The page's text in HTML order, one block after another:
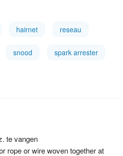
hairnet reseau
snood spark arrester
te vangen
rope or wire woven together at